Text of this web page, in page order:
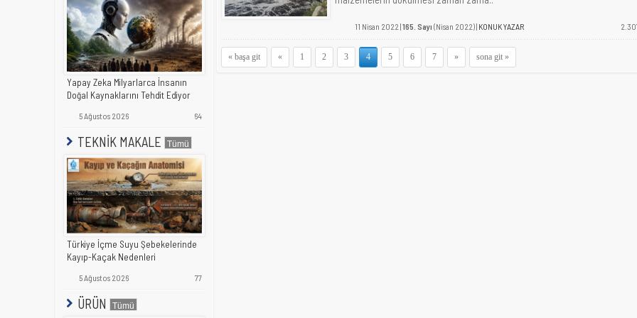
Yapay Zeka Milyarlarca İnsanın
Doğal Kaynaklarını Tehdit Ediyor
5 Ağustos 2026 64
TEKNİK MAKALE
Türkiye İçme Suyu Şebekelerinde
Kayıp-Kaçak Nedenleri
5 Ağustos 2026 77
ÜRÜN
11 Nisan 2022 |165. Sayı (Nisan 2022) | KONUK YAZAR
« başa git « 1 2 3 4 5 6 7 » sona git »